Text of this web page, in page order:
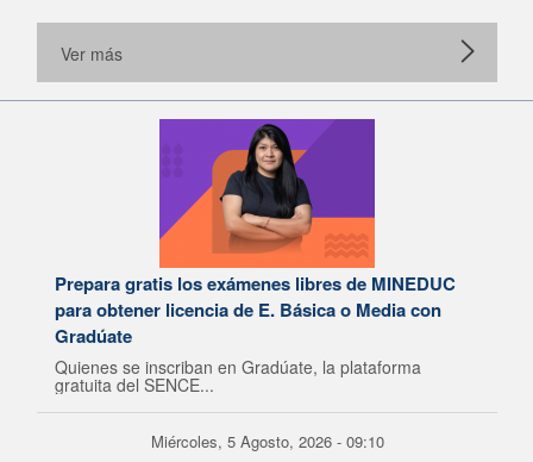
Ver más
Prepara gratis los exámenes libres de MINEDUC
para obtener licencia de E. Básica o Media con
Gradúate
Quienes se inscriban en Gradúate, la plataforma
gratuita del SENCE...
Miércoles, 5 Agosto, 2026 - 09:10